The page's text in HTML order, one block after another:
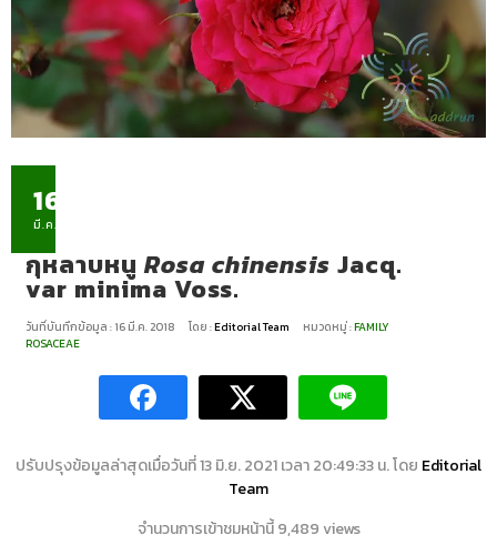
16
มี.ค.
กุหลาบหนูRosa chinensis Jacq.
var minima Voss.
วันที่บันทึกข้อมูล : 16 มี.ค. 2018 โดย :Editorial Team หมวดหมู่ :FAMILY
ROSACEAE
ปรับปรุงข้อมูลล่าสุดเมื่อวันที่ 13 มิ.ย. 2021 เวลา 20:49:33 น. โดย Editorial
Team
จำนวนการเข้าชมหน้านี้ 9,489 views